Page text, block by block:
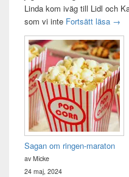
Linda kom iväg till Lidl och
som vi inte Fortsätt läsa →
Sagan om ringen-maraton
av Micke
24 maj, 2024